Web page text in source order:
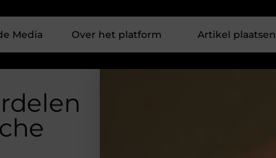
Media Over het platform Artikel plaatsen